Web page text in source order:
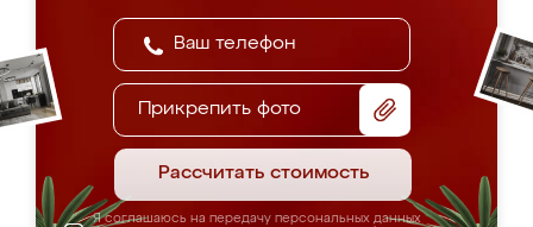
Прикрепить фото
Рассчитать стоимость
Я соглашаюсь на передачу персональных данных